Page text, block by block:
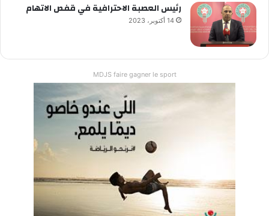
رئيس العصبة الاحترافية في قفص الاتهام
14 أكتوبر، 2023
MDJS faire gagner le sport